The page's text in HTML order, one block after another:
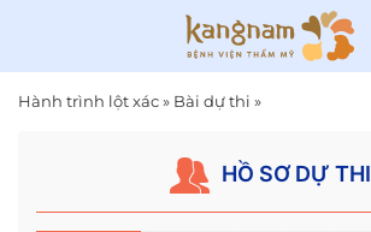
Hành trình lột xác» Bài dự thi »
HỒ SƠ DỰ THI